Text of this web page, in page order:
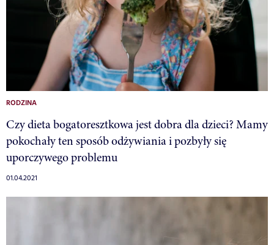
RODZINA
Czy dieta bogatoresztkowa jest dobra dla dzieci? Mamy
pokochały ten sposób odżywiania i pozbyły się
uporczywego problemu
01.04.2021